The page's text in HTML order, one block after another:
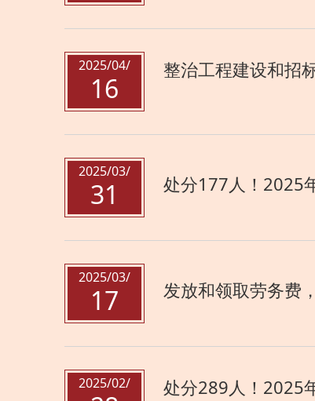
2025/04/
16
整治工程建设和招
2025/03/
31 处分177人！2025
2025/03/
17 发放和领取劳务费
2025/02/ 处分289人！2025